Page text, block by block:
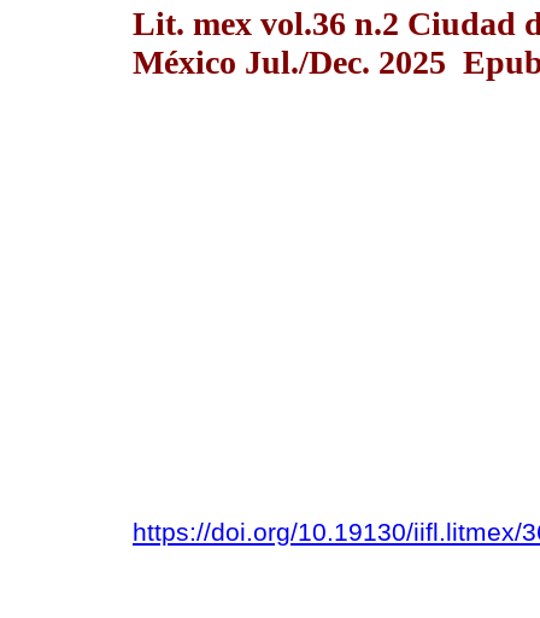
Lit. mex vol.36 n.2 Ciudad
México Jul./Dec. 2025
https://doi.org/10.19130/iifl.litmex/